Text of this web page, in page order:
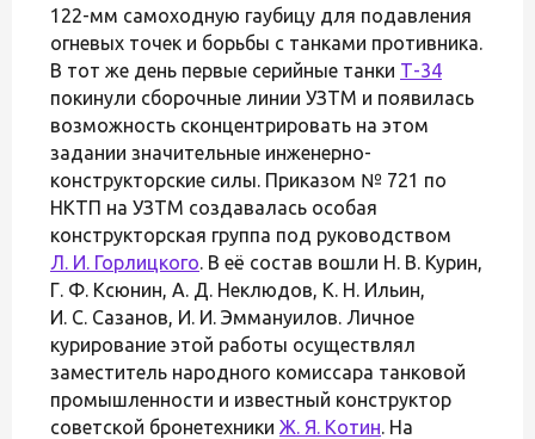
122-мм самоходную гаубицу для подавления
огневых точек и борьбы с танками противника.
В тот же день первые серийные танки Т-34
покинули сборочные линии УЗТМ и появилась
возможность сконцентрировать на этом
задании значительные инженерно-
конструкторские силы. Приказом № 721 по
НКТП на УЗТМ создавалась особая
конструкторская группа под руководством
Л. И. Горлицкого. В её состав вошли Н. В. Курин,
Г. Ф. Ксюнин, А. Д. Неклюдов, К. Н. Ильин,
И. С. Сазанов, И. И. Эммануилов. Личное
курирование этой работы осуществлял
заместитель народного комиссара танковой
промышленности и известный конструктор
советской бронетехники Ж. Я. Котин. На